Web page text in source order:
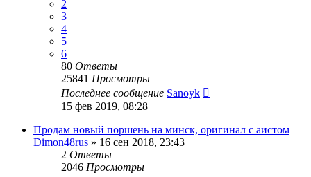
2
3
4
5
6
80 Ответы
25841 Просмотры
Последнее сообщение Sanoyk
15 фев 2019, 08:28
Продам новый поршень на минск, оригинал с аистом
Dimon48rus » 16 сен 2018, 23:43
2 Ответы
2046 Просмотры